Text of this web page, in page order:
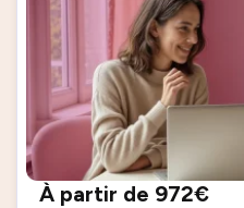
À partir de 972€